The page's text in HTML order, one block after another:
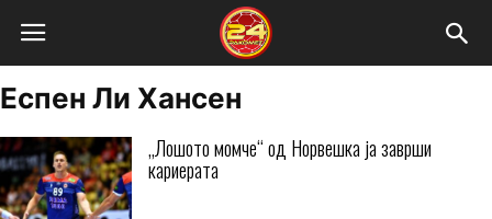
Еспен Ли Хансен
„Лошото момче“ од Норвешка ја заврши
кариерата